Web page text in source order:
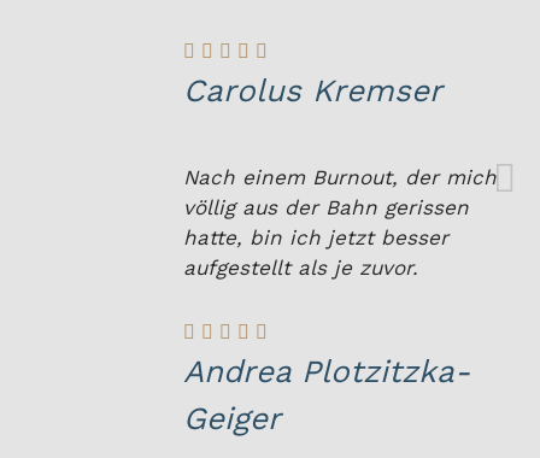
Carolus Kremser
Nach einem Burnout, der mich
völlig aus der Bahn gerissen
hatte, bin ich jetzt besser
aufgestellt als je zuvor.
Andrea Plotzitzka-
Geiger